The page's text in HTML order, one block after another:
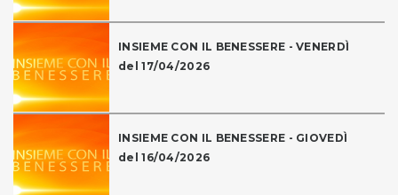
INSIEME CON IL BENESSERE - VENERDÌ
del 17/04/2026
INSIEME CON IL BENESSERE - GIOVEDÌ
del 16/04/2026